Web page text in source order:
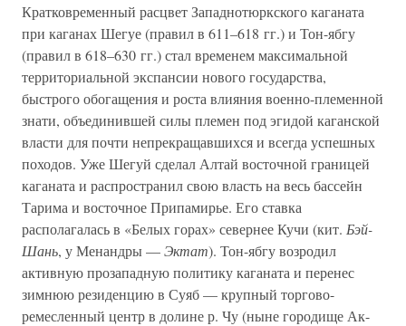
Кратковременный расцвет Западнотюркского каганата
при каганах Шегуе (правил в 611–618 гг.) и Тон-ябгу
(правил в 618–630 гг.) стал временем максимальной
территориальной экспансии нового государства,
быстрого обогащения и роста влияния военно-племенной
знати, объединившей силы племен под эгидой каганской
власти для почти непрекращавшихся и всегда успешных
походов. Уже Шегуй сделал Алтай восточной границей
каганата и распространил свою власть на весь бассейн
Тарима и восточное Припамирье. Его ставка
располагалась в «Белых горах» севернее Кучи (кит. Бэй-
Шань, у Менандры —Эктат). Тон-ябгу возродил
активную прозападную политику каганата и перенес
зимнюю резиденцию в Суяб — крупный торгово-
ремесленный центр в долине р. Чу (ныне городище Ак-